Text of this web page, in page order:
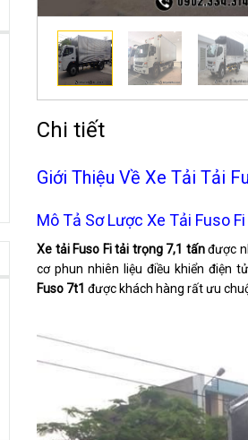
Chi tiết
Giới Thiệu Về Xe Tải Tải
Mô Tả Sơ Lược Xe Tải Fuso Fi
Xe tải Fuso Fi tải trọng 7,1 tấnđược
cơ phun nhiên liệu điều khiển điện
Fuso 7t1 được khách hàng rất ưu